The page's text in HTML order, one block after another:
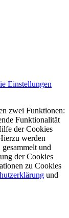
Einstellungen
zwei Funktionen:
Funktionalität
der Cookies
werden
und
der Cookies
zu Cookies
und